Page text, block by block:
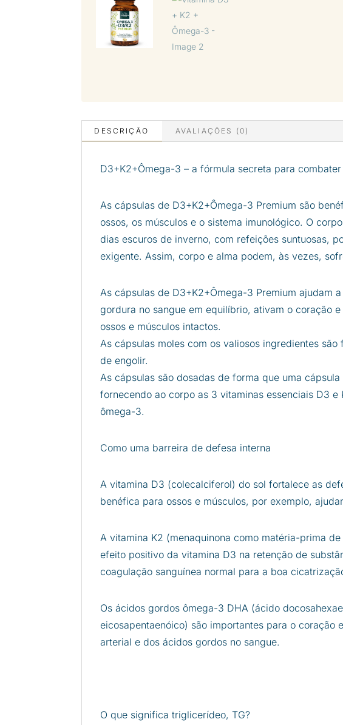
DESCRIÇÃO AVALIAÇÕES (0)
D3+K2+Ômega-3 – a fórmula secreta para combater
As cápsulas de D3+K2+Ômega-3 Premium são
ossos, os músculos e o sistema imunológico. O
dias escuros de inverno, com refeições suntuosas,
exigente. Assim, corpo e alma podem, às vezes,
As cápsulas de D3+K2+Ômega-3 Premium ajudam
gordura no sangue em equilíbrio, ativam o coração
ossos e músculos intactos.
As cápsulas moles com os valiosos ingredientes
​​de engolir.
As cápsulas são dosadas de forma que uma
fornecendo ao corpo as 3 vitaminas essenciais D3
ômega-3.
Como uma barreira de defesa interna
A vitamina D3 (colecalciferol) do sol fortalece as
benéfica para ossos e músculos, por exemplo,
A vitamina K2 (menaquinona como matéria-prima
efeito positivo da vitamina D3 na retenção de
coagulação sanguínea normal para a boa
Os ácidos gordos ômega-3 DHA (ácido
eicosapentaenóico) são importantes para o coração
arterial e dos ácidos gordos no sangue.
O que significa triglicerídeo, TG?